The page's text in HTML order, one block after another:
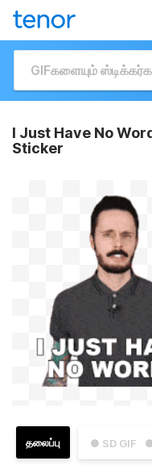
I Just Have No
Sticker
● SD GIF
தலைப்பு